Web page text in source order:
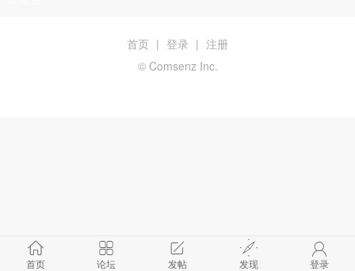
首页 论坛 发帖 发现 登录
首页 | 登录 | 注册
© Comsenz Inc.